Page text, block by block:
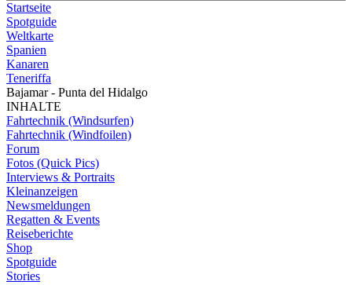
Startseite
Spotguide
Weltkarte
Spanien
Kanaren
Teneriffa
Bajamar - Punta del Hidalgo
INHALTE
Fahrtechnik (Windsurfen)
Fahrtechnik (Windfoilen)
Forum
Fotos (Quick Pics)
Interviews & Portraits
Kleinanzeigen
Newsmeldungen
Regatten & Events
Reiseberichte
Shop
Spotguide
Stories